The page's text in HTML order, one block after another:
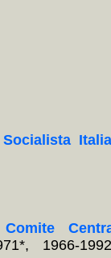
1966-